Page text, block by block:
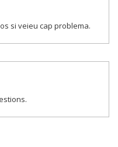
si veieu cap problema.